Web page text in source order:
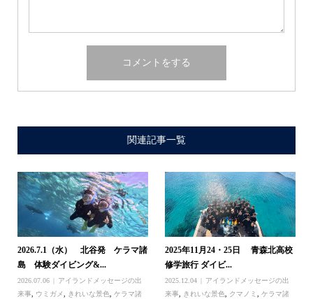
関連記事一覧
2026.7.1（水） 北谷発 ケラマ諸
島 体験ダイビング&...
2026.07.06
アイランドメッセージの出
来事, ウミガメ, きれいな景色, ケラマ諸
2025年11月24・25日 青森北高校
修学旅行 ダイビ...
2025.12.04
アイランドメッセージの出
来事, きれいな景色, クマノミ,ケラマ諸